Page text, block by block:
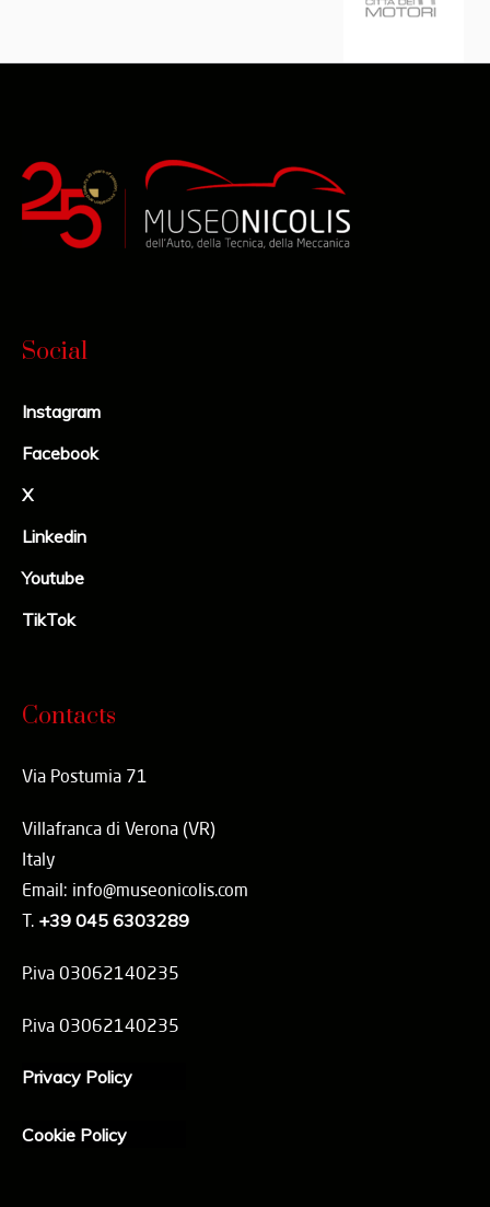
Social
Instagram
Facebook
X
Linkedin
Youtube
TikTok
Contacts
Via Postumia 71
Villafranca di Verona (VR)
Italy
Email: info@museonicolis.com
T. +39 045 6303289
P.iva 03062140235
P.iva 03062140235
Privacy Policy
Cookie Policy